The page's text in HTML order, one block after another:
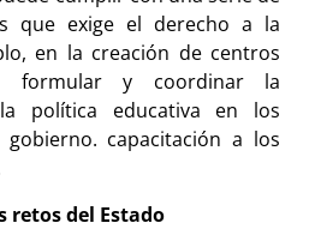
que exige el derecho a la
en la creación de centros
formular y coordinar la
política educativa en los
capacitación a los
retos del Estado